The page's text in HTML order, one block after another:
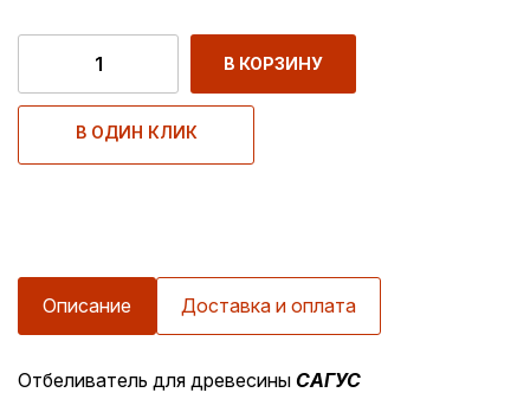
В КОРЗИНУ
В ОДИН КЛИК
Описание Доставка и оплата
Отбеливатель для древесины САГУС